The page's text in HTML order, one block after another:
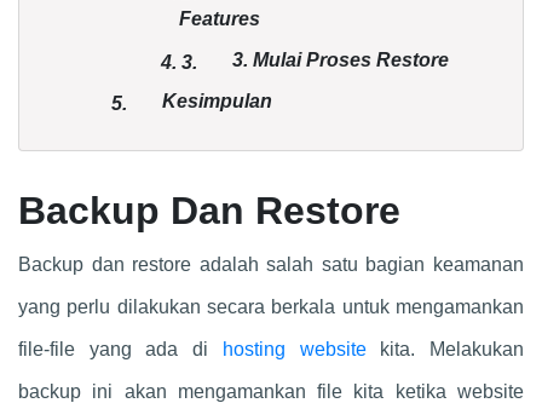
Features
4. 3. 3. Mulai Proses Restore
5. Kesimpulan
Backup Dan Restore
Backup dan restore adalah salah satu bagian keamanan
yang perlu dilakukan secara berkala untuk mengamankan
file-file yang ada di hosting websitekita. Melakukan
backup ini akan mengamankan file kita ketika website